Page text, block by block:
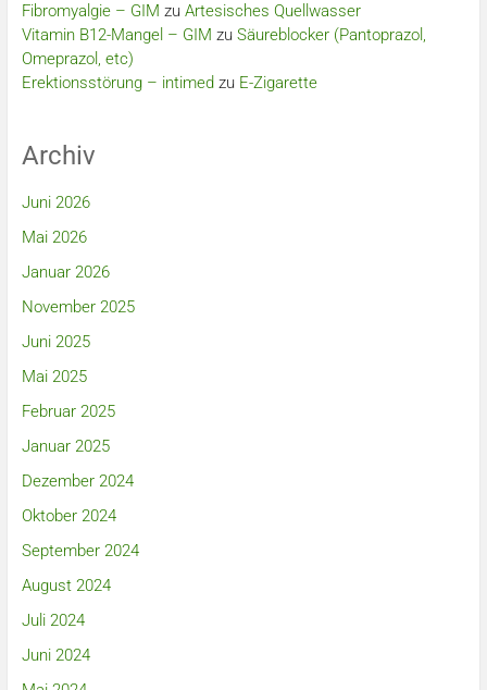
Fibromyalgie – GIM zu Artesisches Quellwasser
Vitamin B12-Mangel – GIM zu Säureblocker (Pantoprazol,
Omeprazol, etc)
Erektionsstörung – intimed zu E-Zigarette
Archiv
Juni 2026
Mai 2026
Januar 2026
November 2025
Juni 2025
Mai 2025
Februar 2025
Januar 2025
Dezember 2024
Oktober 2024
September 2024
August 2024
Juli 2024
Juni 2024